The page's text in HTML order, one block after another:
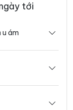
tới
u ám